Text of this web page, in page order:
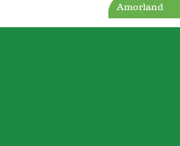
Amorland